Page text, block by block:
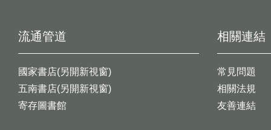
流通管道
國家書店(另開新視窗)
五南書店(另開新視窗)
寄存圖書館
相關連結
常見問題
相關法規
友善連結